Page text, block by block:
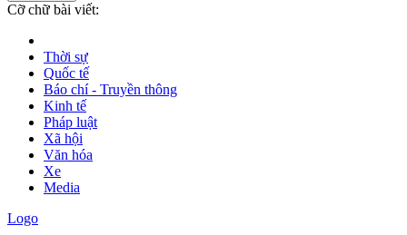
Cỡ chữ bài viết:
Thời sự
Quốc tế
Báo chí - Truyền thông
Kinh tế
Pháp luật
Xã hội
Văn hóa
Xe
Media
Logo